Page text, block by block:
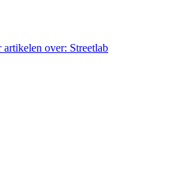
over: Streetlab